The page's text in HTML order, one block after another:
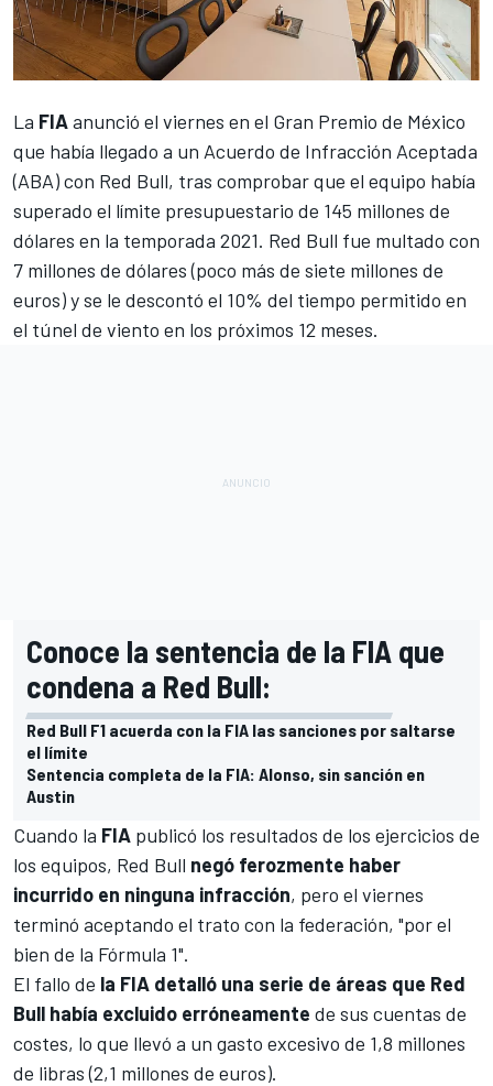
La FIAanunció el viernes en el Gran Premio de México
que había llegado a un Acuerdo de Infracción Aceptada
(ABA) con Red Bull, tras comprobar que el equipo había
superado el límite presupuestario de 145 millones de
dólares en la temporada 2021. Red Bull fue multado con
7 millones de dólares (poco más de siete millones de
euros) y se le descontó el 10% del tiempo permitido en
el túnel de viento en los próximos 12 meses.
Conoce la sentencia de la FIA que
condena a Red Bull:
Red Bull F1 acuerda con la FIA las sanciones por saltarse
el límite
Sentencia completa de la FIA: Alonso, sin sanción en
Austin
Cuando la FIA publicó los resultados de los ejercicios de
los equipos, Red Bull negó ferozmente haber
incurrido en ninguna infracción, pero el viernes
terminó aceptando el trato con la federación, "por el
bien de la Fórmula 1".
El fallo de la FIA detalló una serie de áreas que Red
Bull había excluido erróneamente de sus cuentas de
costes, lo que llevó a un gasto excesivo de 1,8 millones
de libras (2,1 millones de euros).